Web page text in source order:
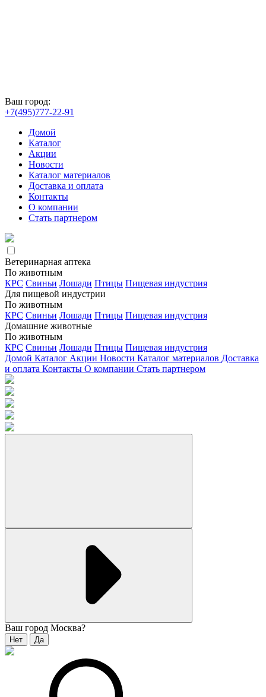
Ваш город:
+7(495)777-22-91
Домой
Каталог
Акции
Новости
Каталог материалов
Доставка и оплата
Контакты
О компании
Стать партнером
Ветеринарная аптека
По животным
КРС Свиньи Лошади Птицы Пищевая индустрия
Для пищевой индустрии
По животным
КРС Свиньи Лошади Птицы Пищевая индустрия
Домашние животные
По животным
КРС Свиньи Лошади Птицы Пищевая индустрия
Домой Каталог Акции Новости Каталог материалов Доставка
и оплата Контакты О компании Стать партнером
Ваш город Москва?
Нет Да